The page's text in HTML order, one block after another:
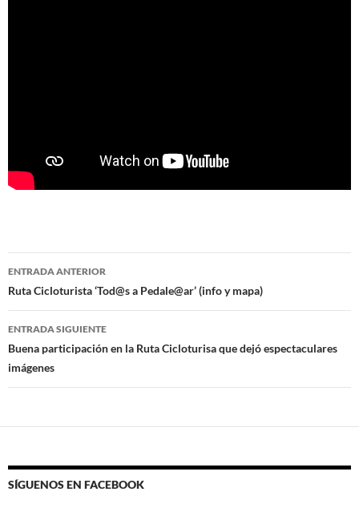
Navegación
de
entradas
ENTRADA ANTERIOR
Ruta Cicloturista ‘Tod@s a Pedale@ar’ (info y mapa)
ENTRADA SIGUIENTE
Buena participación en la Ruta Cicloturisa que dejó espectaculares
imágenes
SÍGUENOS EN FACEBOOK